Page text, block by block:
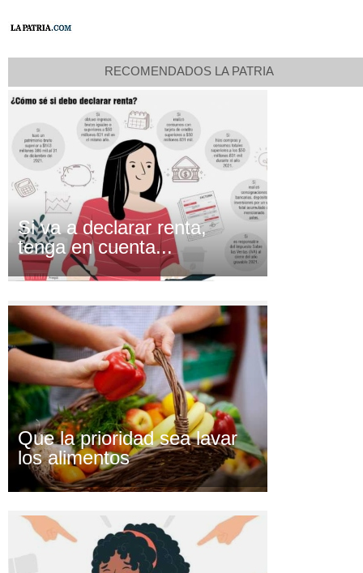
RECOMENDADOS LA PATRIA
Si va a declarar renta,
tenga en cuenta...
Que la prioridad sea lavar
los alimentos